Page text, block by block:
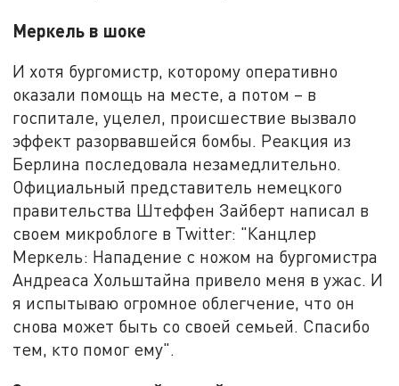
Меркель в шоке
И хотя бургомистр, которому оперативно
оказали помощь на месте, а потом – в
госпитале, уцелел, происшествие вызвало
эффект разорвавшейся бомбы. Реакция из
Берлина последовала незамедлительно.
Официальный представитель немецкого
правительства Штеффен Зайберт написал в
своем микроблоге в Twitter: "Канцлер
Меркель: Нападение с ножом на бургомистра
Андреаса Хольштайна привело меня в ужас. И
я испытываю огромное облегчение, что он
снова может быть со своей семьей. Спасибо
тем, кто помог ему".